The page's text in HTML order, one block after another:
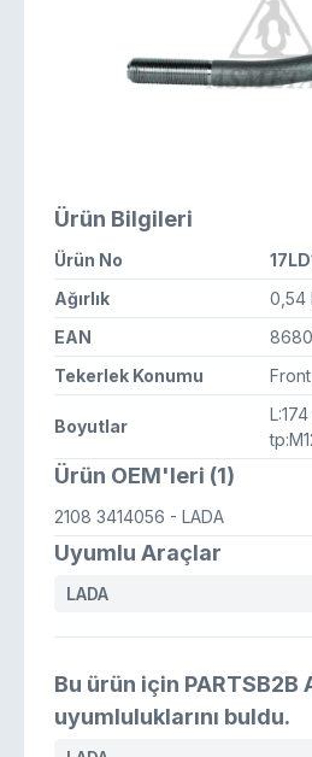
Ürün Bilgileri
Ürün No
Ağırlık
0,54
EAN
Tekerlek Konumu
Boyutlar
Ürün OEM'leri (1)
2108 3414056 - LADA
Uyumlu Araçlar
LADA
Bu ürün için PARTSB2B
uyumluluklarını buldu.